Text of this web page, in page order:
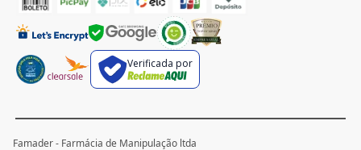
Verificada por
Famader - Farmácia de Manipulação ltda